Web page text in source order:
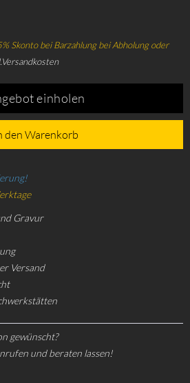
Skonto bei Barzahlung bei Abholung oder
einholen
den Warenkorb
Gravur
Versand
gewünscht?
und beraten lassen!